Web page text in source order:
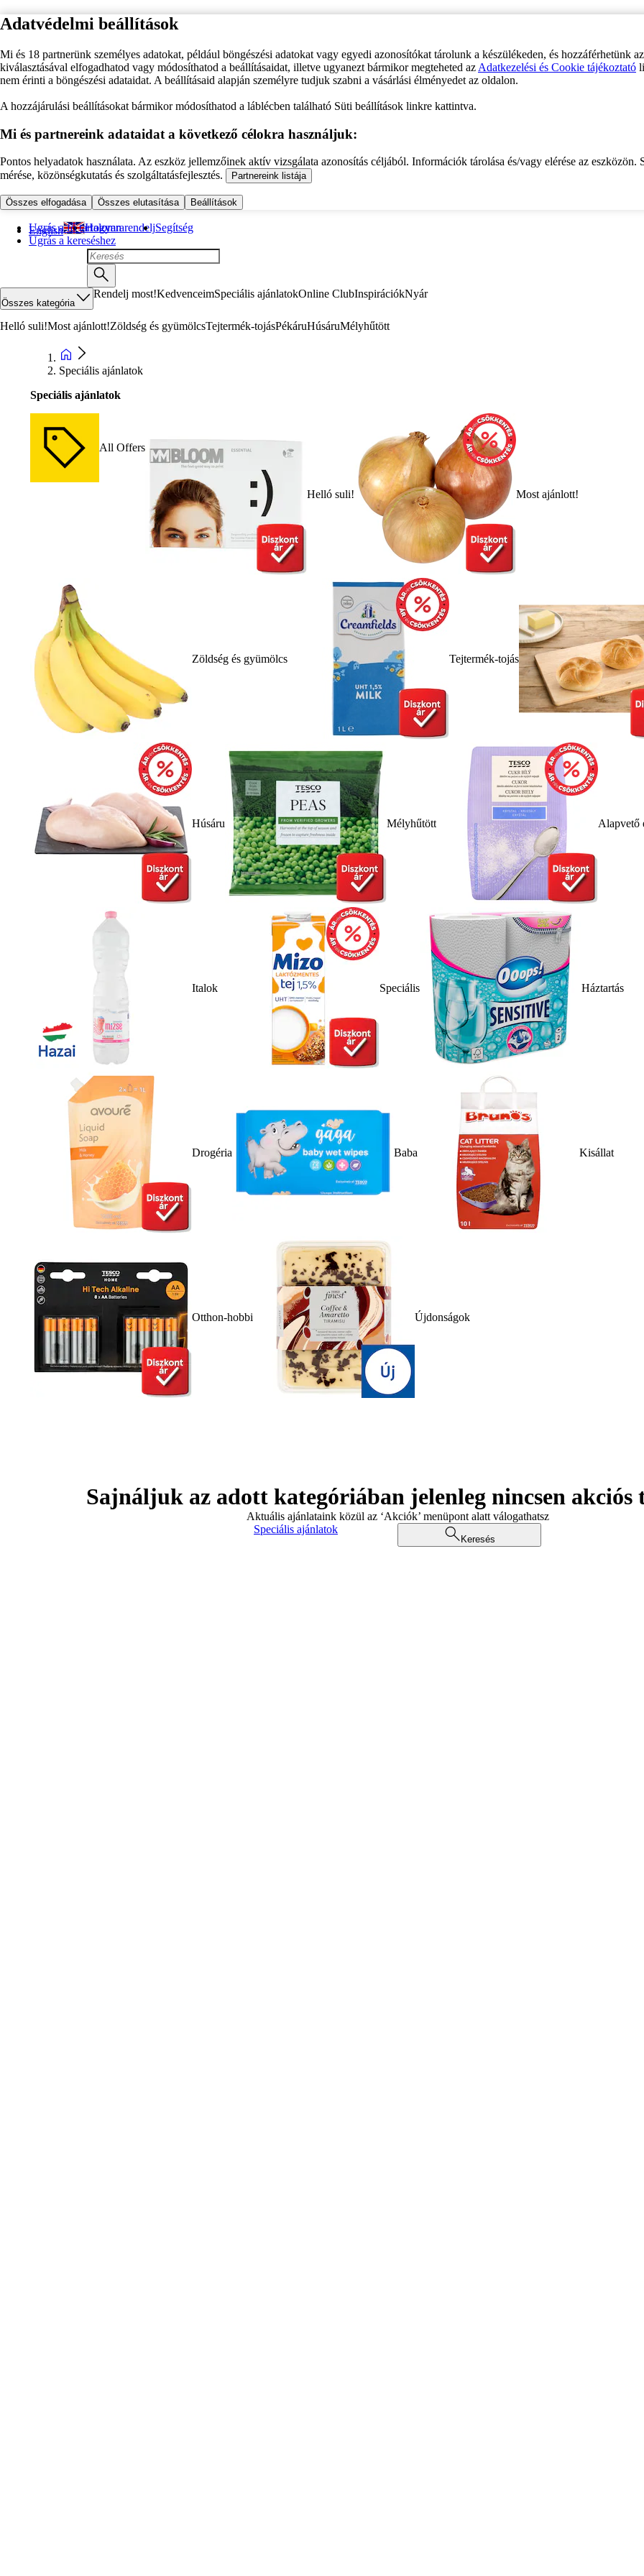
Adatvédelmi beállítások
Mi és 18 partnerünk személyes adatokat, például böngészési adatokat vagy egyedi azonosítókat tárolunk a készülékeden, és hozzáférhetünk
kiválasztásával elfogadhatod vagy módosíthatod a beállításaidat, illetve ugyanezt bármikor megteheted az Adatkezelési és Cookie tájékoztató
nem érinti a böngészési adataidat. A beállításaid alapján személyre tudjuk szabni a vásárlási élményedet az oldalon.
A hozzájárulási beállításokat bármikor módosíthatod a láblécben található Süti beállítások linkre kattintva.
Mi és partnereink adataidat a következő célokra használjuk:
Pontos helyadatok használata. Az eszköz jellemzőinek aktív vizsgálata azonosítás céljából. Információk tárolása és/vagy elérése az eszközön.
mérése, közönségkutatás és szolgáltatásfejlesztés.
Partnereink listája
Összes elfogadása Összes elutasítása Beállítások
Ugrás a fő tartalomra
Ugrás a kereséshez
English Hogyan rendeljSegítség
Összes kategória
Rendelj most!KedvenceimSpeciális ajánlatokOnline ClubInspirációkNyár
Helló suli!Most ajánlott!Zöldség és gyümölcsTejtermék-tojásPékáruHúsáruMélyhűtött
Speciális ajánlatok
Speciális ajánlatok
All Offers
Helló suli! Most ajánlott!
Zöldség és gyümölcs Tejtermék-tojás
Húsáru Mélyhűtött Alapvető
Italok Speciális Háztartás
Drogéria Baba Kisállat
Otthon-hobbi Újdonságok
Sajnáljuk az adott kategóriában jelenleg nincsen akciós
Aktuális ajánlataink közül az ‘Akciók’ menüpont alatt válogathatsz
Speciális ajánlatok
Keresés